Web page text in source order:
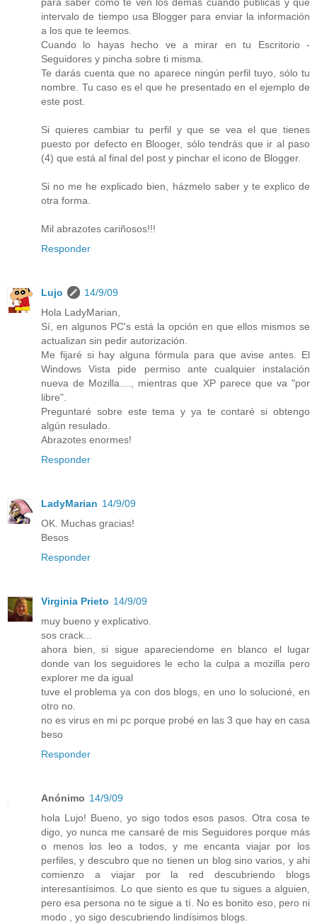
intervalo de tiempo usa Blogger para enviar la información
a los que te leemos.
Cuando lo hayas hecho ve a mirar en tu Escritorio -
Seguidores y pincha sobre ti misma.
Te darás cuenta que no aparece ningún perfil tuyo, sólo tu
nombre. Tu caso es el que he presentado en el ejemplo de
este post.
Si quieres cambiar tu perfil y que se vea el que tienes
puesto por defecto en Blooger, sólo tendrás que ir al paso
(4) que está al final del post y pinchar el icono de Blogger.
Si no me he explicado bien, házmelo saber y te explico de
otra forma.
Mil abrazotes cariñosos!!!
Responder
Lujo
14/9/09
Hola LadyMarian,
Sí, en algunos PC's está la opción en que ellos mismos se
actualizan sin pedir autorización.
Me fijaré si hay alguna fórmula para que avise antes. El
Windows Vista pide permiso ante cualquier instalación
nueva de Mozilla...., mientras que XP parece que va "por
libre".
Preguntaré sobre este tema y ya te contaré si obtengo
algún resulado.
Abrazotes enormes!
Responder
LadyMarian 14/9/09
OK. Muchas gracias!
Besos
Responder
Virginia Prieto 14/9/09
muy bueno y explicativo.
sos crack...
ahora bien, si sigue apareciendome en blanco el lugar
donde van los seguidores le echo la culpa a mozilla pero
explorer me da igual
tuve el problema ya con dos blogs, en uno lo solucioné, en
otro no.
no es virus en mi pc porque probé en las 3 que hay en casa
beso
Responder
Anónimo 14/9/09
hola Lujo! Bueno, yo sigo todos esos pasos. Otra cosa te
digo, yo nunca me cansaré de mis Seguidores porque más
o menos los leo a todos, y me encanta viajar por los
perfiles, y descubro que no tienen un blog sino varios, y ahi
comienzo a viajar por la red descubriendo blogs
interesantísimos. Lo que siento es que tu sigues a alguien,
pero esa persona no te sigue a tí. No es bonito eso, pero ni
modo , yo sigo descubriendo lindísimos blogs.